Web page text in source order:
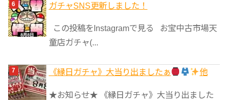
ガチャSNS更新しました！
この投稿をInstagramで見る お宝中古市場天
童店ガチャ(...
《縁日ガチャ》大当り出ましたぁ 他
★お知らせ★ 《縁日ガチャ》大当り出ました